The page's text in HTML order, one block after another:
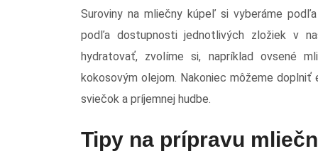
Suroviny na mliečny kúpeľ si vyberáme
podľa dostupnosti jednotlivých zložiek v
hydratovať, zvolíme si, napríklad ovsené
kokosovým olejom. Nakoniec môžeme
sviečok a príjemnej hudbe.
Tipy na prípravu